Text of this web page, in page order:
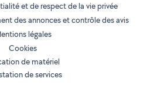
et de respect de la vie privée
des annonces et contrôle des avis
légales
Cookies
de matériel
de services